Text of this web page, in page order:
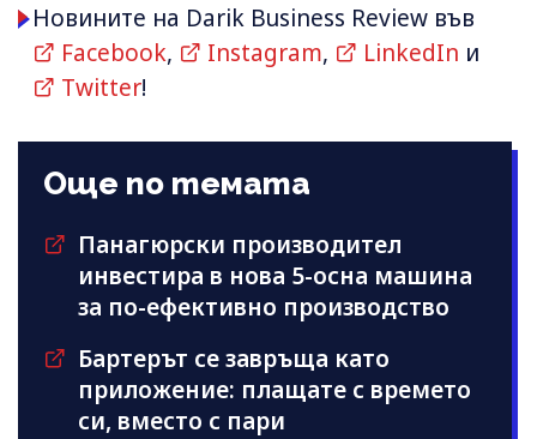
Новините на Darik Business Review във
Facebook, Instagram, LinkedIn и
Twitter!
Още по темата
Панагюрски производител
инвестира в нова 5-осна машина
за по-ефективно производство
Бартерът се завръща като
приложение: плащате с времето
си, вместо с пари